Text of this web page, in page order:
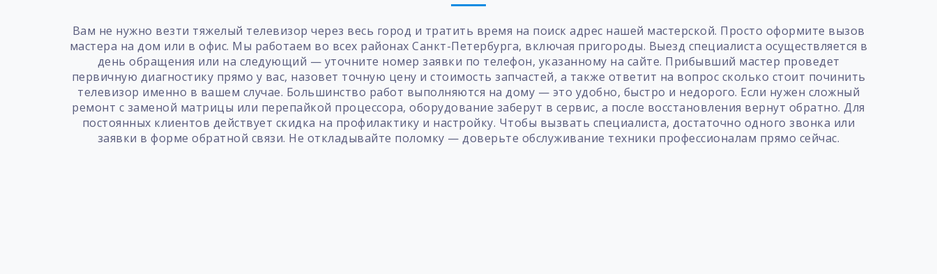
Вам не нужно везти тяжелый телевизор через весь город и тратить время на поиск адрес нашей мастерской. Просто оформите вызов
мастера на дом или в офис. Мы работаем во всех районах Санкт-Петербурга, включая пригороды. Выезд специалиста осуществляется в
день обращения или на следующий — уточните номер заявки по телефон, указанному на сайте. Прибывший мастер проведет
первичную диагностику прямо у вас, назовет точную цену и стоимость запчастей, а также ответит на вопрос сколько стоит починить
телевизор именно в вашем случае. Большинство работ выполняются на дому — это удобно, быстро и недорого. Если нужен сложный
ремонт с заменой матрицы или перепайкой процессора, оборудование заберут в сервис, а после восстановления вернут обратно. Для
постоянных клиентов действует скидка на профилактику и настройку. Чтобы вызвать специалиста, достаточно одного звонка или
заявки в форме обратной связи. Не откладывайте поломку — доверьте обслуживание техники профессионалам прямо сейчас.